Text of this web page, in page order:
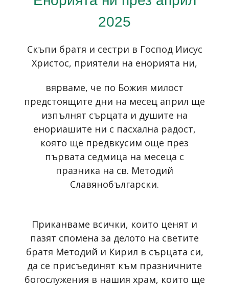
2025
Скъпи братя и сестри в Господ Иисус
Христос, приятели на енорията ни,
вярваме, че по Божия милост
предстоящите дни на месец април ще
изпълнят сърцата и душите на
енориашите ни с пасхална радост,
която ще предвкусим още през
първата седмица на месеца с
празника на св. Методий
Славянобългарски.
Приканваме всички, които ценят и
пазят спомена за делото на светите
братя Методий и Кирил в сърцата си,
да се присъединят към празничните
богослужения в нашия храм, които ще